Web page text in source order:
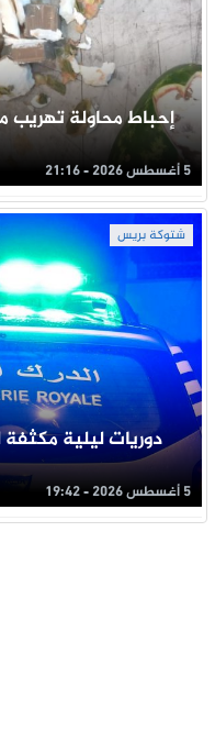
إحباط محاولة
5 أغسطس 2026 - 21:16
شتوكة بريس
دوريات ليلية مكثفة
5 أغسطس 2026 - 19:42